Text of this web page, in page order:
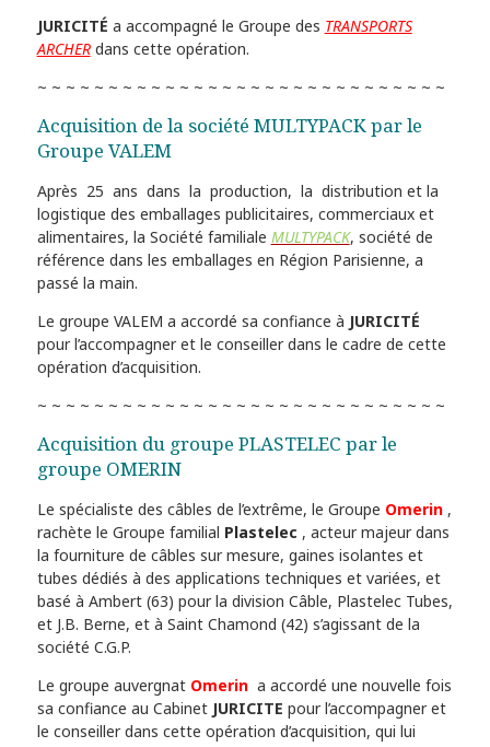
JURICITÉ a accompagné le Groupe des TRANSPORTS
ARCHERdans cette opération.
~ ~ ~ ~ ~ ~ ~ ~ ~ ~ ~ ~ ~ ~ ~ ~ ~ ~ ~ ~ ~ ~ ~ ~ ~ ~ ~ ~ ~
Acquisition de la société MULTYPACK par le
Groupe VALEM
Après 25 ans dans la production, la distribution et la
logistique des emballages publicitaires, commerciaux et
alimentaires, la Société familiale MULTYPACK, société de
référence dans les emballages en Région Parisienne, a
passé la main.
Le groupe VALEM a accordé sa confiance à JURICITÉ
pour l’accompagner et le conseiller dans le cadre de cette
opération d’acquisition.
~ ~ ~ ~ ~ ~ ~ ~ ~ ~ ~ ~ ~ ~ ~ ~ ~ ~ ~ ~ ~ ~ ~ ~ ~ ~ ~ ~ ~
Acquisition du groupe PLASTELEC par le
groupe OMERIN
Le spécialiste des câbles de l’extrême, le Groupe Omerin,
rachète le Groupe familial Plastelec , acteur majeur dans
la fourniture de câbles sur mesure, gaines isolantes et
tubes dédiés à des applications techniques et variées, et
basé à Ambert (63) pour la division Câble, Plastelec Tubes,
et J.B. Berne, et à Saint Chamond (42) s’agissant de la
société C.G.P.
Le groupe auvergnat Omerina accordé une nouvelle fois
sa confiance au Cabinet JURICITE pour l’accompagner et
le conseiller dans cette opération d’acquisition, qui lui